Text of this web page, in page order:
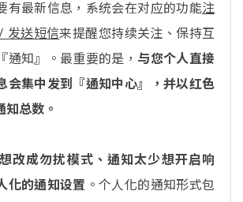
有最新信息，系统会在对应的功能注
发送短信来提醒您持续关注、保持互
通知』。最重要的是， 与您个人直接
会集中发到『通知中心』，并以红色
知总数。
改成勿扰模式、通知太少想开启响
化的通知设置 。个人化的通知形式包